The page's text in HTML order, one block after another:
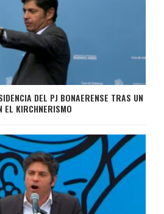
DEL PJ BONAERENSE TRAS UN
EL KIRCHNERISMO